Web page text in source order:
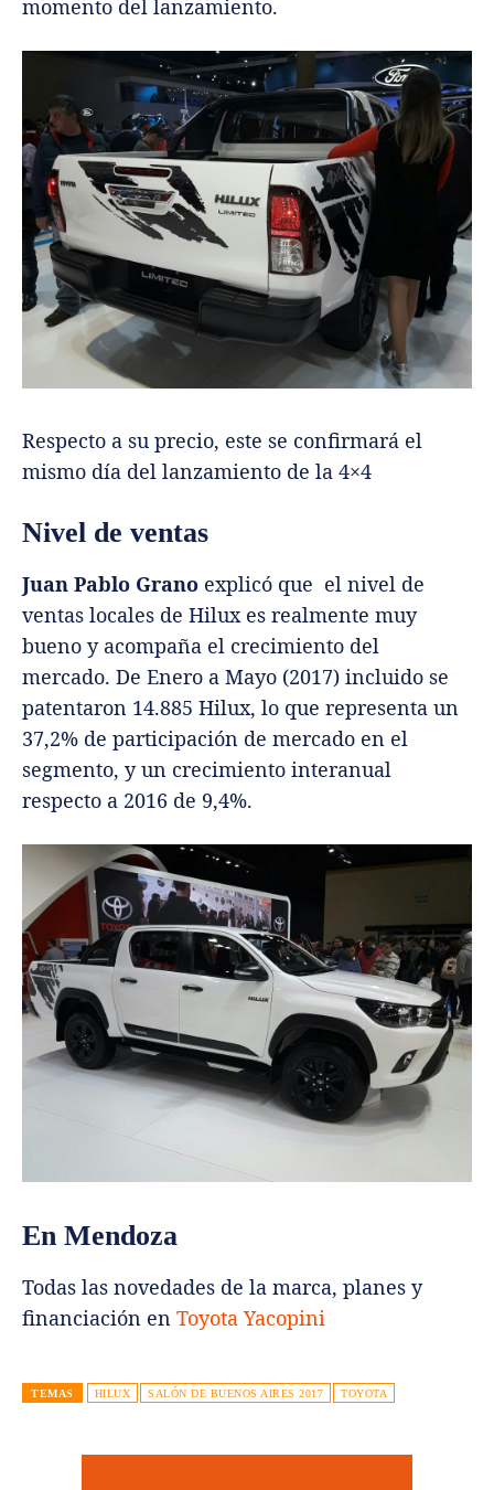
momento del lanzamiento.
Respecto a su precio, este se confirmará el
mismo día del lanzamiento de la 4×4
Nivel de ventas
Juan Pablo Grano explicó que el nivel de
ventas locales de Hilux es realmente muy
bueno y acompaña el crecimiento del
mercado. De Enero a Mayo (2017) incluido se
patentaron 14.885 Hilux, lo que representa un
37,2% de participación de mercado en el
segmento, y un crecimiento interanual
respecto a 2016 de 9,4%.
En Mendoza
Todas las novedades de la marca, planes y
financiación en Toyota Yacopini
TEMAS HILUX SALÓN DE BUENOS AIRES 2017 TOYOTA